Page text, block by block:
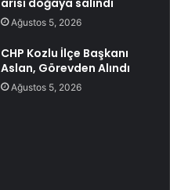
arısı doğaya salındı
Ağustos 5, 2026
CHP Kozlu İlçe Başkanı
Aslan, Görevden Alındı
Ağustos 5, 2026